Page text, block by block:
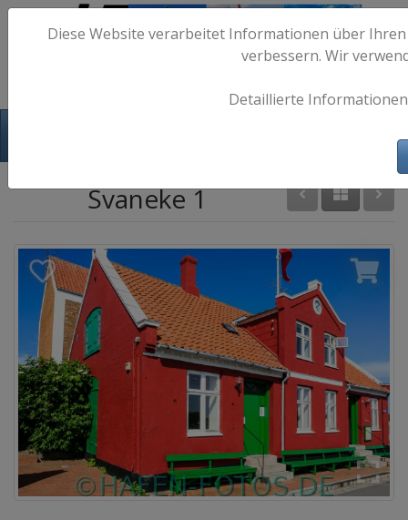
Svaneke 1
Diese Website verarbeitet Informationen über
verbessern. Wir
Detaillierte